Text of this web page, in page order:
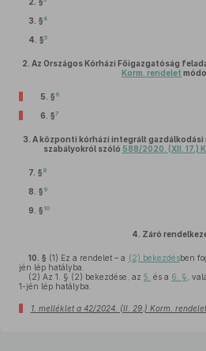
3. §4
4. §5
2. Az Országos Kórházi Főigazgatóság
Korm. rendelet
5. § 6
6. §7
3. A központi kórházi integrált
szabályokról szóló 588/2020. (XII. 17.)
7. § 8
8. § 9
9. § 10
4. Záró
10. § (1) Ez a rendelet – a (2) bekezdésben
jén lép hatályba.
(2) Az 1. § (2) bekezdése, az 5. és a 6. § ,
1-jén lép hatályba.
1. melléklet a 42/2024. (II. 29.) Korm.